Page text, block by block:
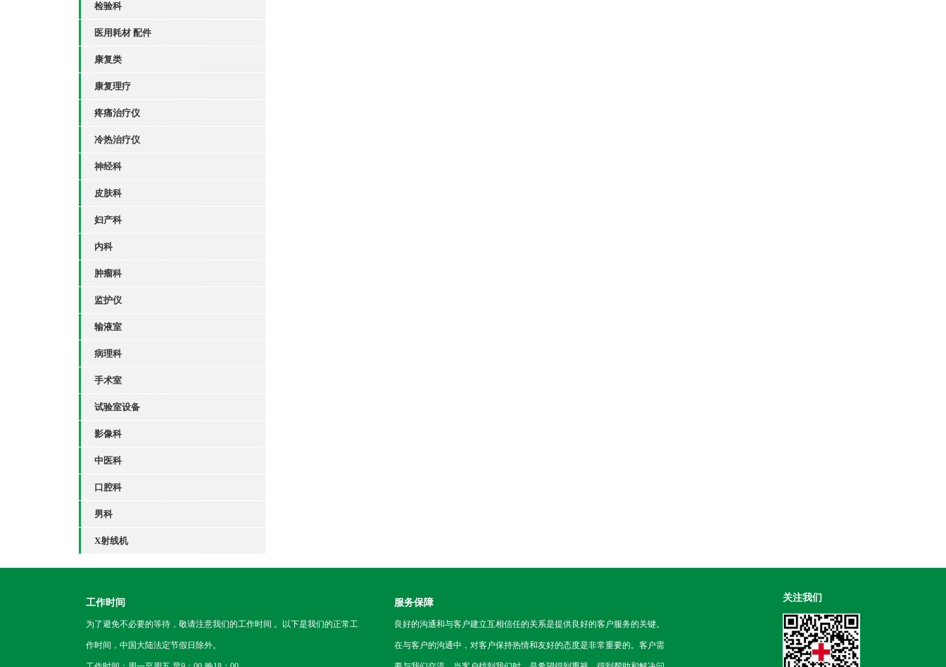
检验科
医用耗材 配件
康复类
康复理疗
疼痛治疗仪
冷热治疗仪
神经科
皮肤科
妇产科
内科
肿瘤科
监护仪
输液室
病理科
手术室
试验室设备
影像科
中医科
口腔科
男科
X射线机
工作时间
为了避免不必要的等待，敬请注意我们的工作时间 。以下是我们的正常工
作时间，中国大陆法定节假日除外。
服务保障
良好的沟通和与客户建立互相信任的关系是提供良好的客户服务的关键。
在与客户的沟通中，对客户保持热情和友好的态度是非常重要的。客户需
关注我们